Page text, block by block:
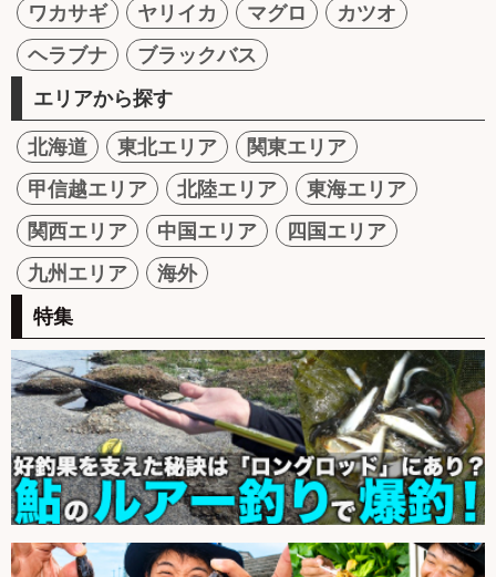
ワカサギ
ヤリイカ マグロ
カツオ
ヘラブナ
ブラックバス
エリアから探す
北海道 東北エリア
関東エリア
甲信越エリア
北陸エリア
東海エリア
関西エリア
中国エリア
四国エリア
九州エリア
海外
特集